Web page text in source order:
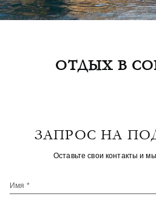
ОТДЫХ В
ЗАПРОС НА
Оставьте свои контакты и
Имя *